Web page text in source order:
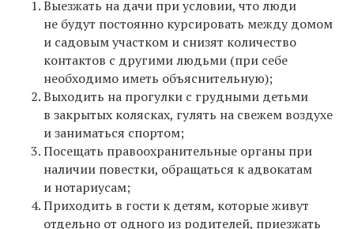
Выезжать на дачи при условии, что люди
не будут постоянно курсировать между домом
и садовым участком и снизят количество
контактов с другими людьми (при себе
необходимо иметь объяснительную);
Выходить на прогулки с грудными детьми
в закрытых колясках, гулять на свежем воздухе
и заниматься спортом;
Посещать правоохранительные органы при
наличии повестки, обращаться к адвокатам
и нотариусам;
Приходить в гости к детям, которые живут
отдельно от одного из родителей, приезжать